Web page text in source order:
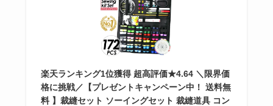
楽天ランキング1位獲得 超高評価★4.64 ＼限界価
格に挑戦／【プレゼントキャンペーン中！ 送料無
料 】裁縫セット ソーイングセット 裁縫道具 コン